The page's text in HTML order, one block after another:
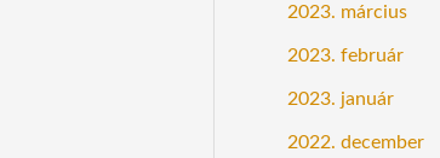
2023. március
2023. február
2023. január
2022. december